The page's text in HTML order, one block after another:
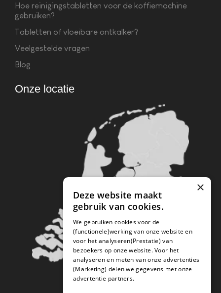
Hoe reinigingstabletten voor de koffiemachine
gebruiken?
Tabletten of vloeibare ontkalker?
Veelgestelde vragen
Blog
Onze locatie
×
Deze website maakt
gebruik van cookies.
We gebruiken cookies voor de
(functionele)werking van onze website en
voor het analyseren(Prestatie) van
bezoekers op onze website. Voor het
analyseren en meten van onze advertenties
(Marketing) delen we gegevens met onze
advertentie partners.